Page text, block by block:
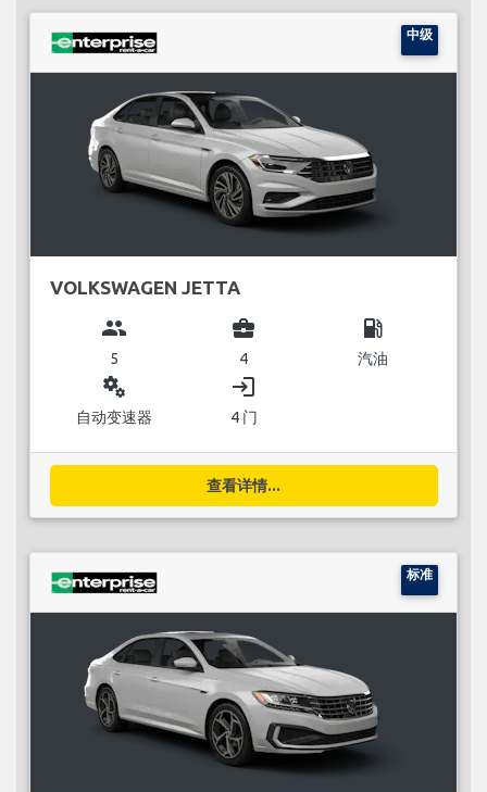
中级
VOLKSWAGEN JETTA
group
5
business_center
4
local_gas_station
汽油
miscellaneous_services
自动变速器
login
4 门
查看详情...
标准